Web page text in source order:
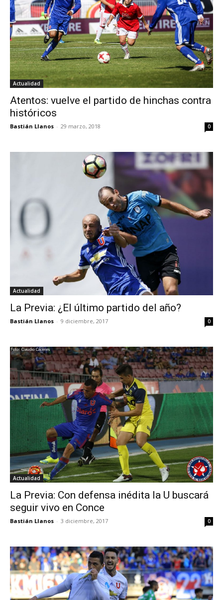
Actualidad
Atentos: vuelve el partido de hinchas contra
históricos
Bastián Llanos - 29 marzo, 2018 0
Actualidad
La Previa: ¿El último partido del año?
Bastián Llanos - 9 diciembre, 2017 0
Actualidad
La Previa: Con defensa inédita la U buscará
seguir vivo en Conce
Bastián Llanos - 3 diciembre, 2017 0